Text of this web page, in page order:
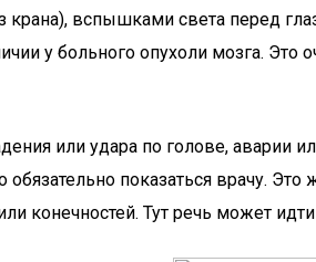
крана), вспышками света перед
у больного опухоли мозга.
или удара по голове, аварии
показаться врачу. Это
конечностей. Тут речь может идти